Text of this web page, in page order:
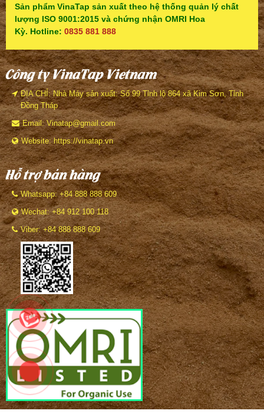
Sản phẩm VinaTap sản xuất theo hệ thống quản lý chất
lượng ISO 9001:2015 và chứng nhận OMRI Hoa
Kỳ. Hotline: 0835 881 888
Công ty VinaTap Vietnam
ĐỊA CHỈ: Nhà Máy sản xuất: Số 99 Tỉnh lộ 864 xã Kim Sơn, Tỉnh
Đồng Tháp
Email: Vinatap@gmail.com
Website: https://vinatap.vn
Hỗ trợ bán hàng
Whatsapp: +84 888 888 609
Wechat: +84 912 100 118
Viber: +84 888 888 609